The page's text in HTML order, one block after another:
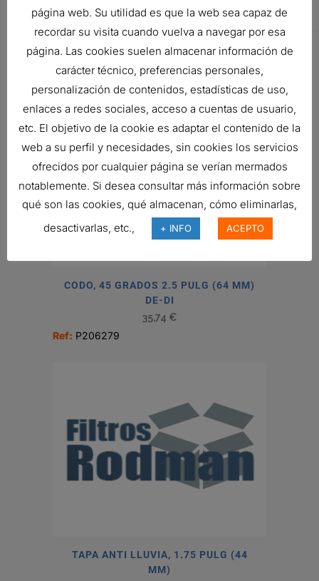
IN (76 MM)
Related products
CODO, 45 GRADOS 2.5 PULG (64 MM)
DE-DI
35,74 €
Ref: P206279
TAPA ANTI LLUVIA, 1.75 PULG (44
MM)
página web. Su utilidad es que la web sea capaz de
recordar su visita cuando vuelva a navegar por esa
página. Las cookies suelen almacenar información de
carácter técnico, preferencias personales,
personalización de contenidos, estadísticas de uso,
enlaces a redes sociales, acceso a cuentas de usuario,
etc. El objetivo de la cookie es adaptar el contenido de la
web a su perfil y necesidades, sin cookies los servicios
ofrecidos por cualquier página se verían mermados
notablemente. Si desea consultar más información sobre
qué son las cookies, qué almacenan, cómo eliminarlas,
desactivarlas, etc.,
+ INFO ACEPTO